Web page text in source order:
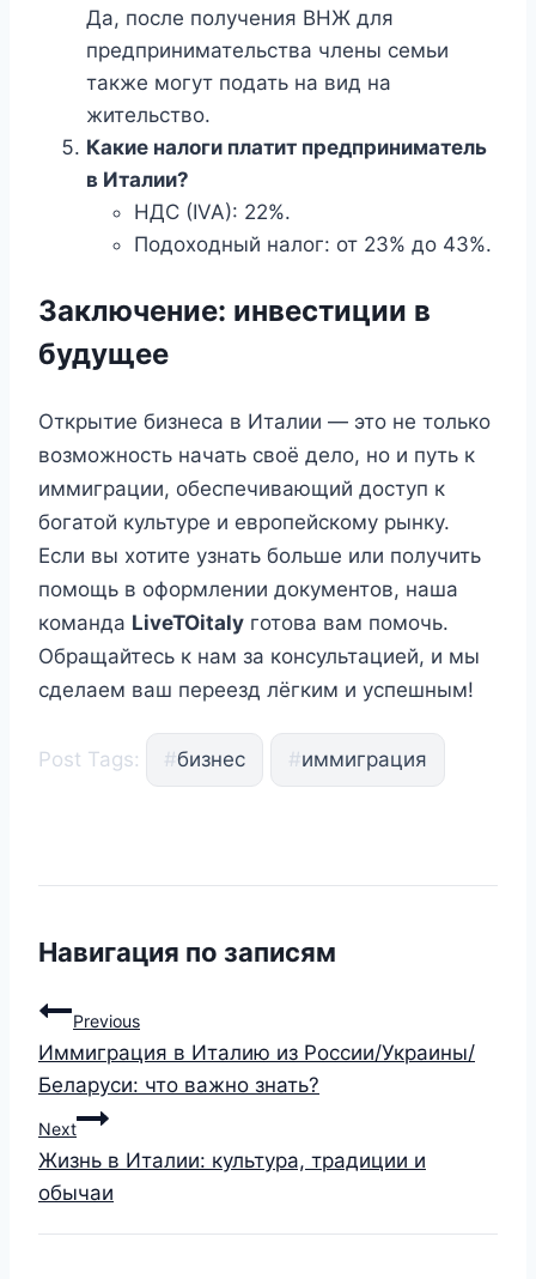
Да, после получения ВНЖ для
предпринимательства члены семьи
также могут подать на вид на
жительство.
Какие налоги платит предприниматель
в Италии?
НДС (IVA): 22%.
Подоходный налог: от 23% до 43%.
Заключение: инвестиции в
будущее
Открытие бизнеса в Италии — это не только
возможность начать своё дело, но и путь к
иммиграции, обеспечивающий доступ к
богатой культуре и европейскому рынку.
Если вы хотите узнать больше или получить
помощь в оформлении документов, наша
команда LiveTOitaly готова вам помочь.
Обращайтесь к нам за консультацией, и мы
сделаем ваш переезд лёгким и успешным!
Post Tags: #бизнес #иммиграция
Навигация по записям
Previous
Иммиграция в Италию из России/Украины/
Беларуси: что важно знать?
Next
Жизнь в Италии: культура, традиции и
обычаи